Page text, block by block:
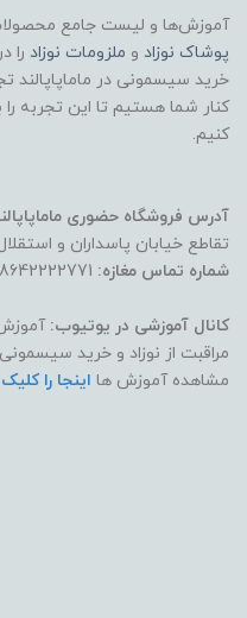
آموزش‌ها و لیست جامع
پوشاک نوزاد و ملزومات نوزاد را
خرید سیسمونی در ماماپاپالند
کنار شما هستیم تا این تجربه
کنیم.
آدرس فروشگاه حضوری
تقاطع خیابان پاسداران و
شماره تماس مغازه:
کانال آموزشی در یوتیوب:
مراقبت از نوزاد و خرید
مشاهده آموزش ها اینجا را